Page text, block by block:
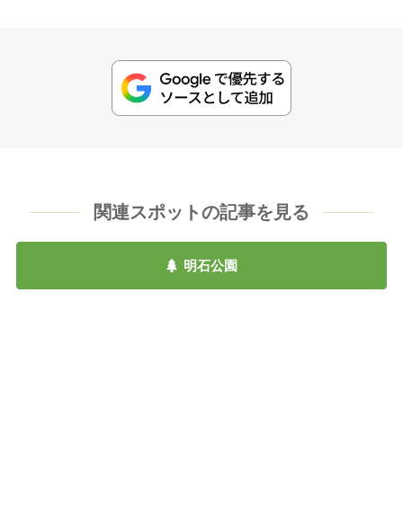
関連スポットの記事を見る
明石公園